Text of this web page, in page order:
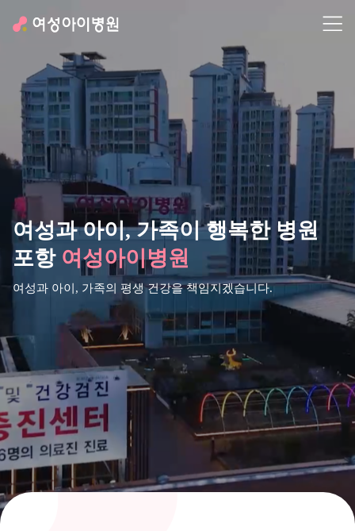
여성과 아이,가족이 행복한 병원
포항 여성아이병원
여성과 아이, 가족의 평생 건강을 책임지겠습니다.